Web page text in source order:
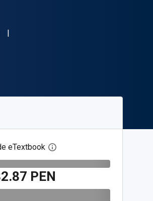
"ISBN-13 9781119866503"
eTextbook Abre el cuadro de diálogo
PEN